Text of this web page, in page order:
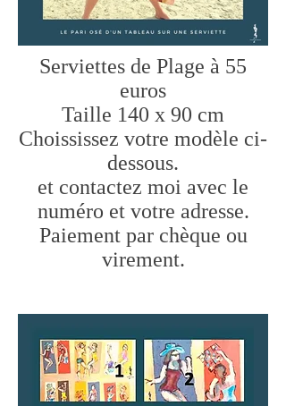
Serviettes de Plage à 55
euros
Taille 140 x 90 cm
Choississez votre modèle ci-
dessous.
et contactez moi avec le
numéro et votre adresse.
Paiement par chèque ou
virement.